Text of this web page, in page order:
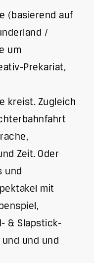
(basierend auf
/
um
Prekariat,
kreist. Zugleich
Zeit. Oder
und
mit
& Slapstick-
und und und